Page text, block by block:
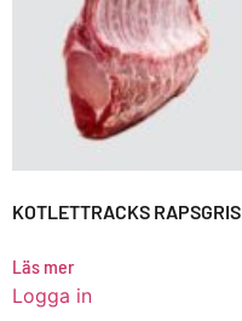
KOTLETTRACKS RAPSGRIS
Läs mer
Logga in